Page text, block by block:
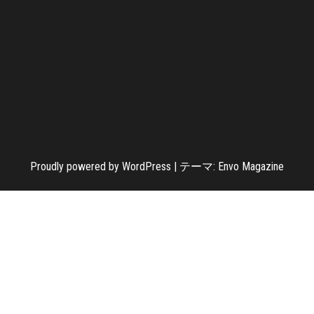
Proudly powered by WordPress テーマ: Envo Magazine